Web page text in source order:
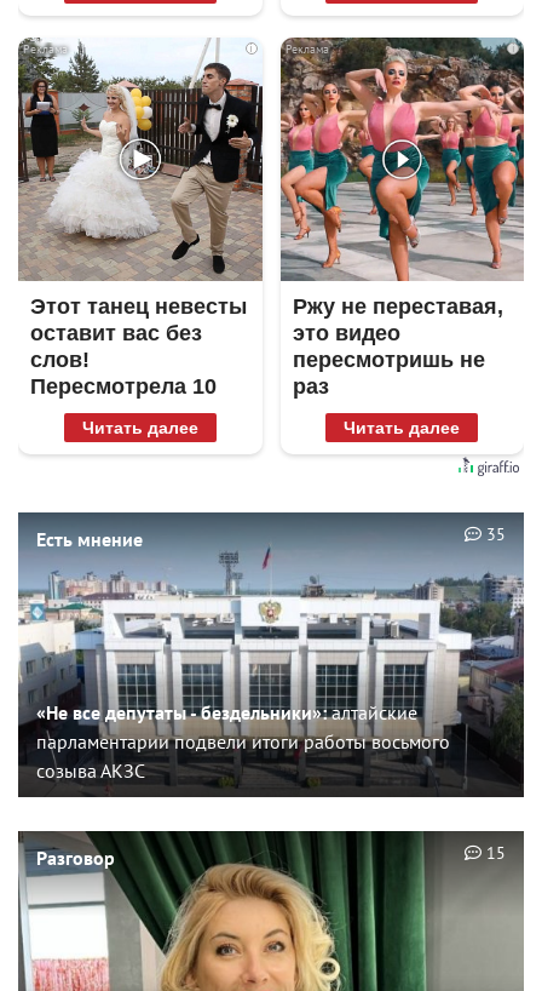
i
Этот танец невесты
оставит вас без
слов!
Пересмотрела 10
раз
Читать далее
i
Ржу не переставая,
это видео
пересмотришь не
раз
Читать далее
Есть мнение
«Не все депутаты - бездельники»:алтайские
парламентарии подвели итоги работы восьмого
созыва АКЗС
35
Разговор 15